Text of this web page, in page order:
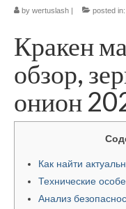
by wertuslash posted in:
Кракен
обзор,
онион
Как найти
Технические
Анализ